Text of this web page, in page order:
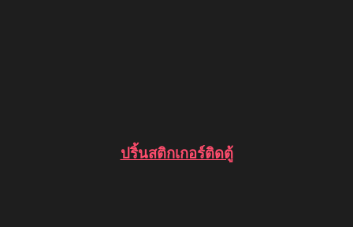
ปริ้นสติกเกอร์ติดตู้